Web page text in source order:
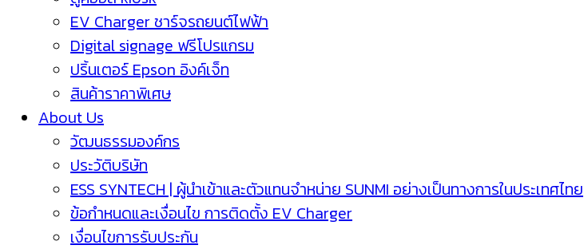
EV Charger ชาร์จรถยนต์ไฟฟ้า
Digital signage ฟรีโปรแกรม
ปริ้นเตอร์ Epson อิงค์เจ็ท
สินค้าราคาพิเศษ
About Us
วัฒนธรรมองค์กร
ประวัติบริษัท
ESS SYNTECH | ผู้นำเข้าและตัวแทนจำหน่าย SUNMI อย่างเป็นทางการในประเทศไทย
ข้อกำหนดและเงื่อนไข การติดตั้ง EV Charger
เงื่อนไขการรับประกัน